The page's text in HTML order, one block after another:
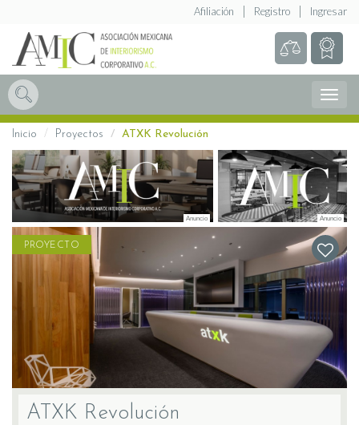
Ingresar
Registro
Afiliación
Menú
Inicio Proyectos ATXK Revolución
PROYECTO
ATXK Revolución